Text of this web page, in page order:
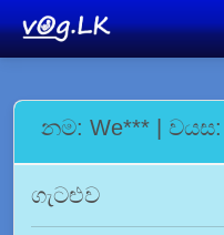
නම: We*** | වයස:
ගැටළුව